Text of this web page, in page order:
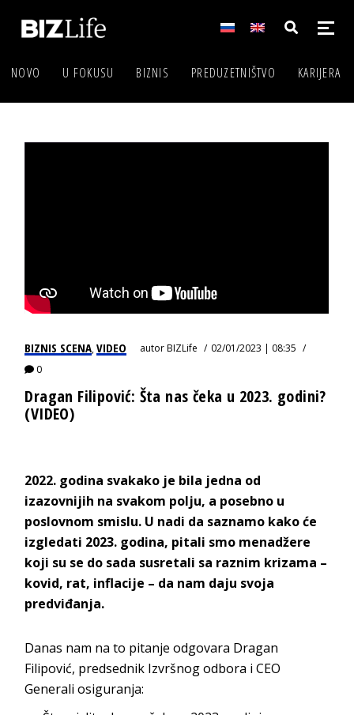
NOVO U FOKUSU BIZNIS PREDUZETNIŠTVO KARIJERA
BIZNIS SCENA,VIDEO autorBIZLife
02/01/2023 | 08:35
0
Dragan Filipović: Šta nas čeka u 2023. godini?
(VIDEO)
2022. godina svakako je bila jedna od
izazovnijih na svakom polju, a posebno u
poslovnom smislu. U nadi da saznamo kako će
izgledati 2023. godina, pitali smo menadžere
koji su se do sada susretali sa raznim krizama –
kovid, rat, inflacije – da nam daju svoja
predviđanja.
Danas nam na to pitanje odgovara Dragan
Filipović, predsednik Izvršnog odbora i CEO
Generali osiguranja: